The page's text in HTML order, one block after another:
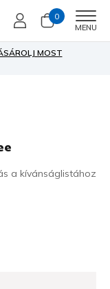
0
MENU
MOST
a kívánságlistához